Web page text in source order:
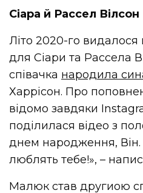
Сіара й Рассел Вілсон
Літо 2020-го
для Сіари та Рассела
співачка народила
Харрісон. Про
відомо завдяки
поділилася відео з
днем ​​народження, Він.
люблять тебе!», –
Малюк став другиою